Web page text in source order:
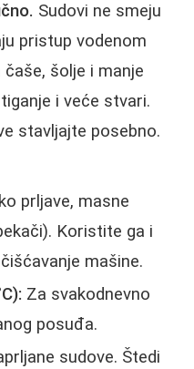
Sudovi ne smeju
pristup vodenom
šolje i manje
i veće stvari.
stavljajte posebno.
prljave, masne
Koristite ga i
mašine.
Za svakodnevno
posuđa.
sudove. Štedi